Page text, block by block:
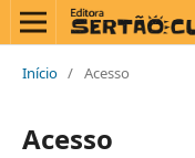
Início / Acesso
Acesso